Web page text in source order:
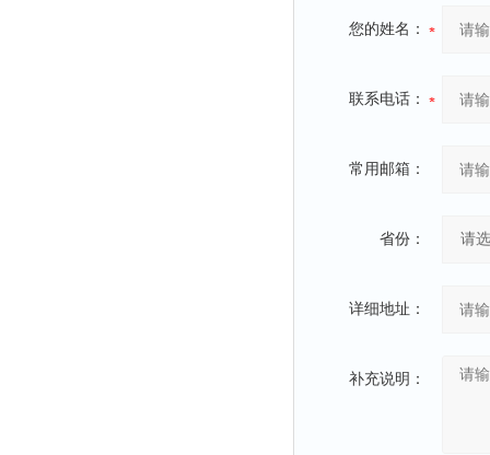
您的姓名：
联系电话：
常用邮箱：
省份：
详细地址：
补充说明：